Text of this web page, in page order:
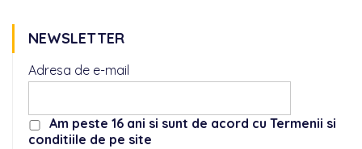
NEWSLETTER
Adresa de e-mail
Am peste 16 ani si sunt de acord cu Termenii si
conditiile de pe site